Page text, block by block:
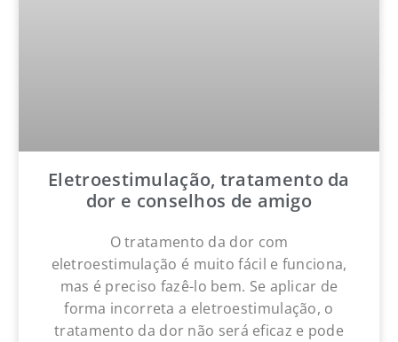
Eletroestimulação, tratamento da
dor e conselhos de amigo
O tratamento da dor com
eletroestimulação é muito fácil e funciona,
mas é preciso fazê-lo bem. Se aplicar de
forma incorreta a eletroestimulação, o
tratamento da dor não será eficaz e pode